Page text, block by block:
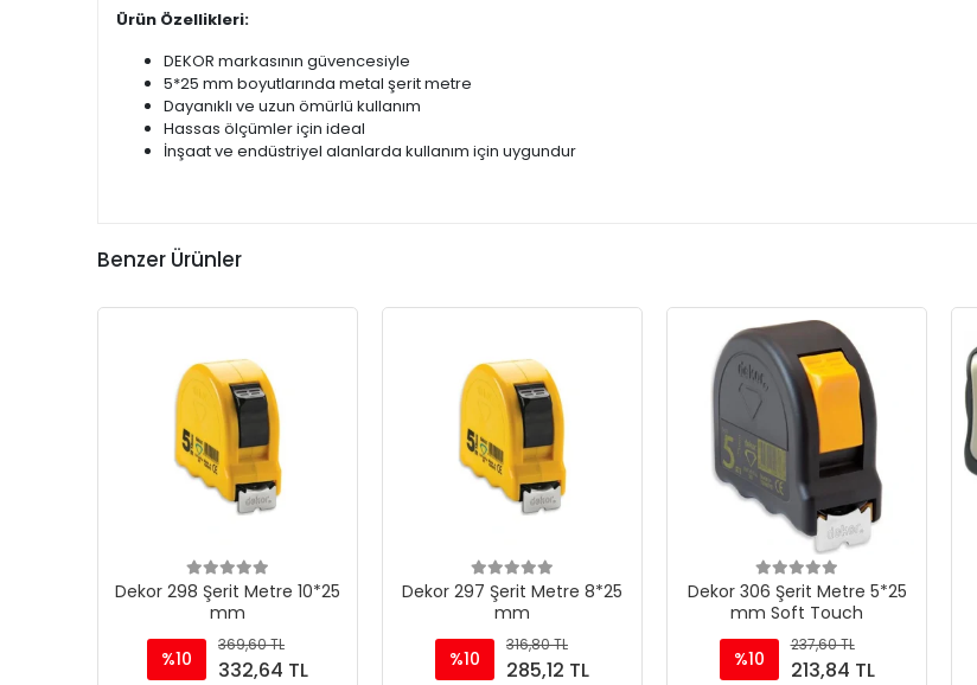
Ürün Özellikleri:
DEKOR markasının güvencesiyle
5*25 mm boyutlarında metal şerit metre
Dayanıklı ve uzun ömürlü kullanım
Hassas ölçümler için ideal
İnşaat ve endüstriyel alanlarda kullanım için uygundur
Benzer Ürünler
Dekor 298 Şerit Metre 10*25
mm
%10
369,60 TL
332,64 TL
Dekor 297 Şerit Metre 8*25
mm
%10
316,80 TL
285,12 TL
Dekor 306 Şerit Metre 5*25
mm Soft Touch
%10
237,60 TL
213,84 TL